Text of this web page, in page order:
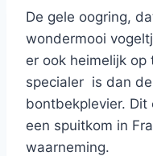
De gele oogring,
wondermooi
er ook heimelijk
specialer is dan
bontbekplevier. Dit
een spuitkom in
waarneming.